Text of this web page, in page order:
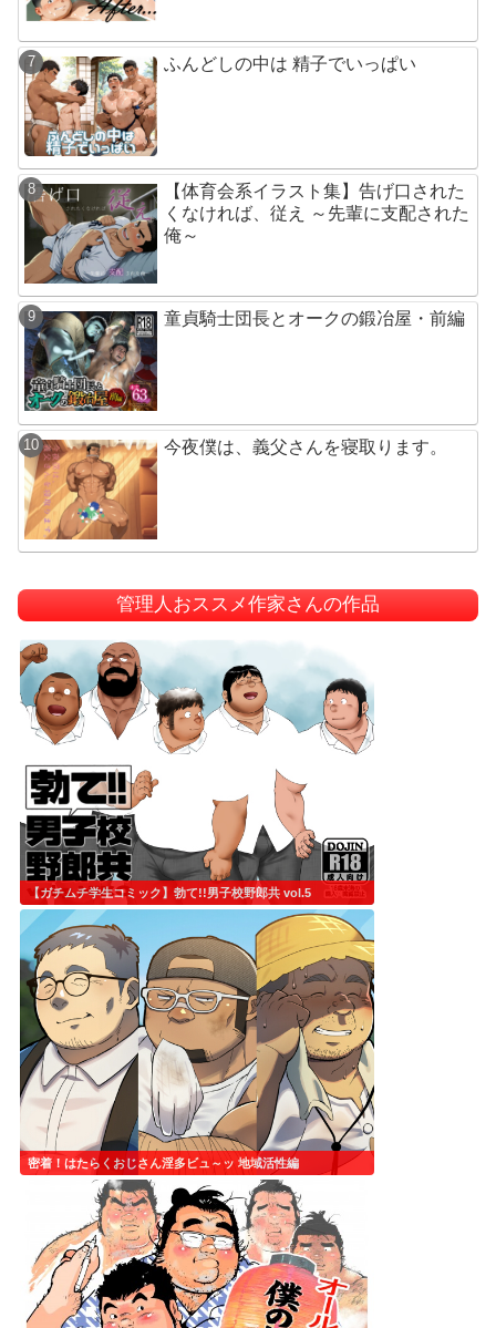
ふんどしの中は 精子でいっぱい
【体育会系イラスト集】告げ口された
くなければ、従え ～先輩に支配された
俺～
童貞騎士団長とオークの鍛冶屋・前編
今夜僕は、義父さんを寝取ります。
管理人おススメ作家さんの作品
【ガチムチ学生コミック】勃て!!男子校野郎共 vol.5
密着！はたらくおじさん淫多ビュ～ッ 地域活性編